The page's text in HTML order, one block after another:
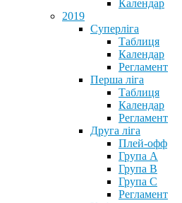
Календар
2019
Суперліга
Таблиця
Календар
Регламент
Перша ліга
Таблиця
Календар
Регламент
Друга ліга
Плей-офф
Група А
Група В
Група С
Регламент